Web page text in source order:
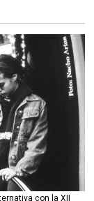
con la XII